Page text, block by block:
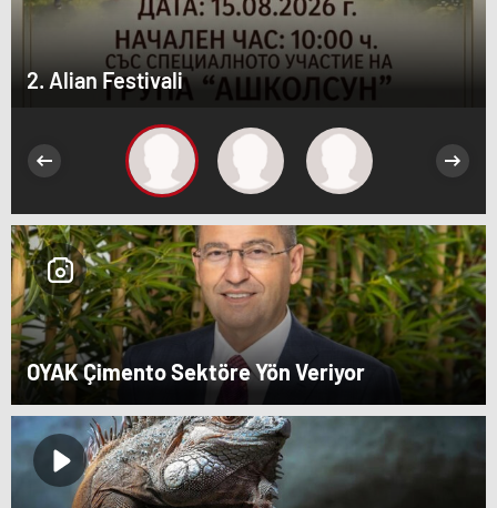
2. Alian Festivali
OYAK Çimento Sektöre Yön Veriyor